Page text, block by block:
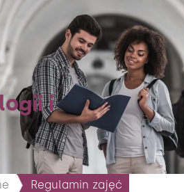
i
Regulamin zajęć